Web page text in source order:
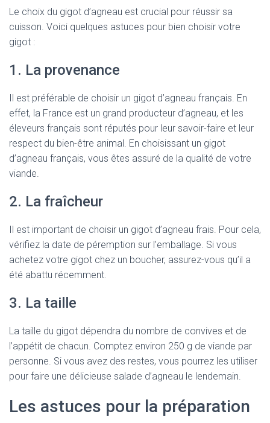
Le choix du gigot d’agneau est crucial pour réussir sa
cuisson. Voici quelques astuces pour bien choisir votre
gigot :
1. La provenance
Il est préférable de choisir un gigot d’agneau français. En
effet, la France est un grand producteur d’agneau, et les
éleveurs français sont réputés pour leur savoir-faire et leur
respect du bien-être animal. En choisissant un gigot
d’agneau français, vous êtes assuré de la qualité de votre
viande.
2. La fraîcheur
Il est important de choisir un gigot d’agneau frais. Pour cela,
vérifiez la date de péremption sur l’emballage. Si vous
achetez votre gigot chez un boucher, assurez-vous qu’il a
été abattu récemment.
3. La taille
La taille du gigot dépendra du nombre de convives et de
l’appétit de chacun. Comptez environ 250 g de viande par
personne. Si vous avez des restes, vous pourrez les utiliser
pour faire une délicieuse salade d’agneau le lendemain.
Les astuces pour la préparation